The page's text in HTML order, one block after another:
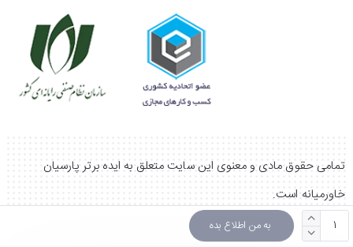
به من اطلاع بده
تمامی حقوق مادی و معنوی این سایت متعلق به ایده برتر پارسیان
خاورمیانه است.